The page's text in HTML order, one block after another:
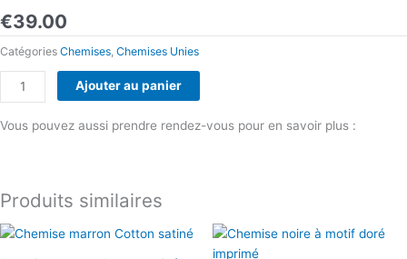
€39.00
Catégories Chemises Chemises Unies
quantité
de
Chemise
motif
marron
Ajouter au panier
Vous pouvez aussi prendre rendez-vous pour en savoir plus :
Produits similaires